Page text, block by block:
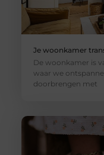
Je woonkamer
De woonkamer is
waar we
doorbrengen met